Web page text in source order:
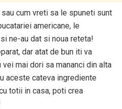
cum vreti sa le spuneti sunt
americane, le
ne-au dat si noua reteta!
dar atat de bun iti va
mai dori sa mananci din alta
aceste cateva ingrediente
totii in casa, poti crea